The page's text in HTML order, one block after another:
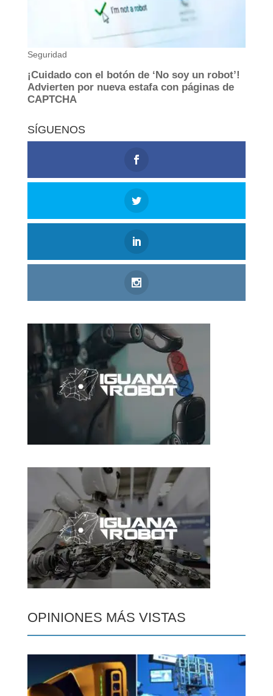
SÍGUENOS
OPINIONES MÁS VISTAS